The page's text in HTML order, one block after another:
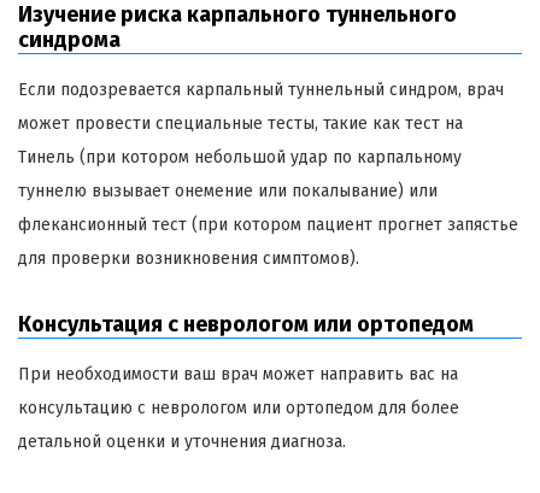
Изучение риска карпального туннельного
синдрома
Если подозревается карпальный туннельный синдром, врач
может провести специальные тесты, такие как тест на
Тинель (при котором небольшой удар по карпальному
туннелю вызывает онемение или покалывание) или
флекансионный тест (при котором пациент прогнет запястье
для проверки возникновения симптомов).
Консультация с неврологом или ортопедом
При необходимости ваш врач может направить вас на
консультацию с неврологом или ортопедом для более
детальной оценки и уточнения диагноза.